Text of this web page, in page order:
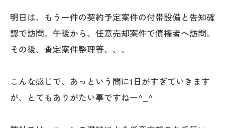
明日は、もう一件の契約予定案件の付帯設備と告知確
認で訪問。午後から、任意売却案件で債権者へ訪問。
その後、査定案件整理等、、、
こんな感じで、あっという間に1日がすぎていきます
が、とてもありがたい事ですねー^_^